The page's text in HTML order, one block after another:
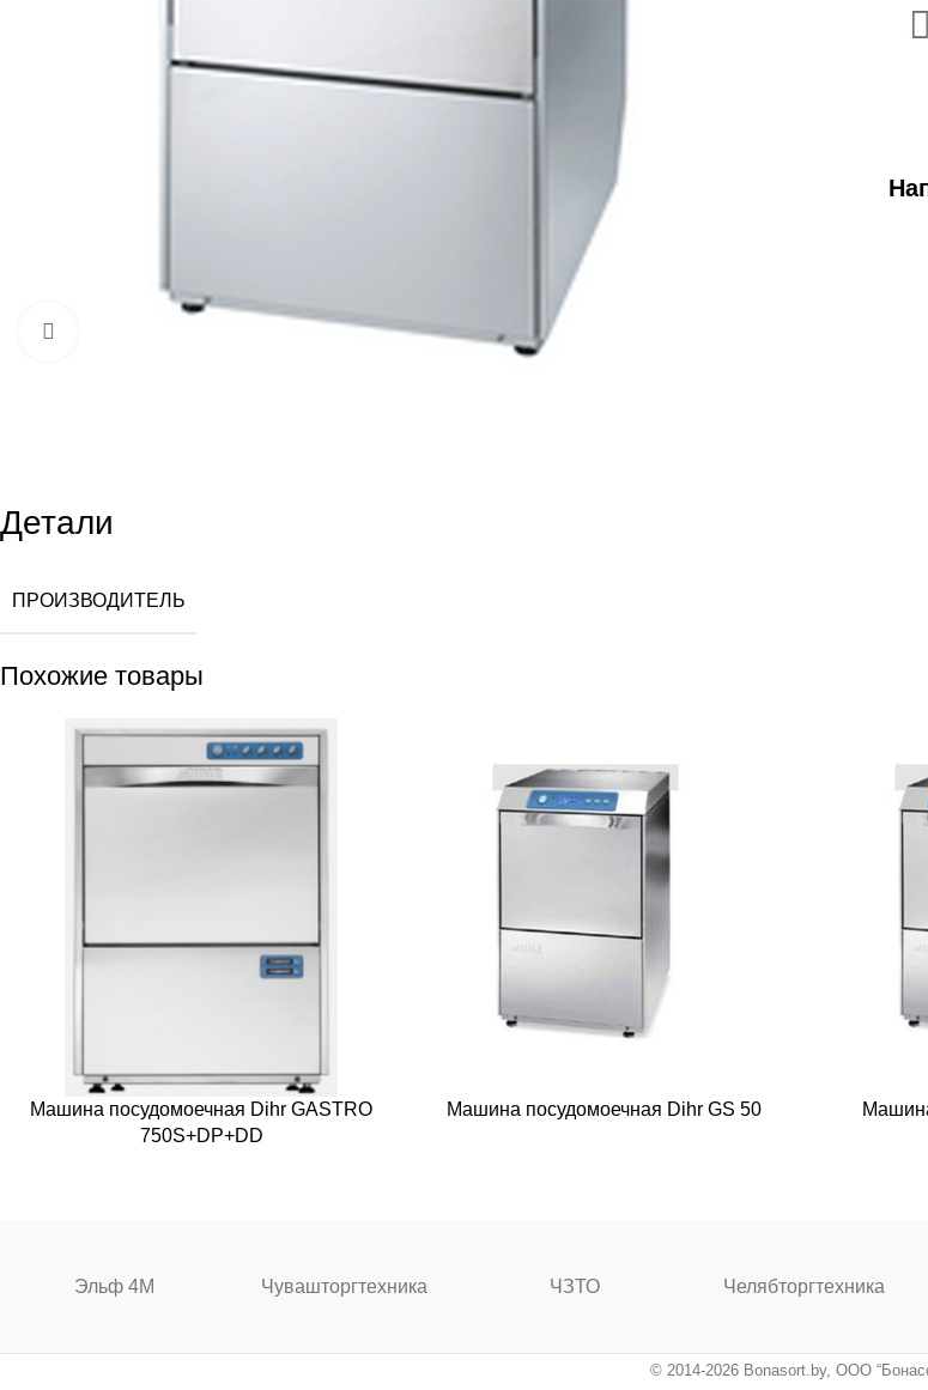
Детали
ПРОИЗВОДИТЕЛЬ
Похожие товары
Машина посудомоечная Dihr GASTRO
750S+DP+DD
Машина посудомоечная Dihr GS 50
Эльф 4М Чувашторгтехника ЧЗТО Челябторгтехника
© 2014-2026 Bonasort.by, ООО